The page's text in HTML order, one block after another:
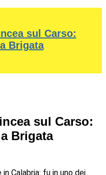
sul Carso:
Brigata
sul Carso:
Brigata
Calabria: fu in uno dei